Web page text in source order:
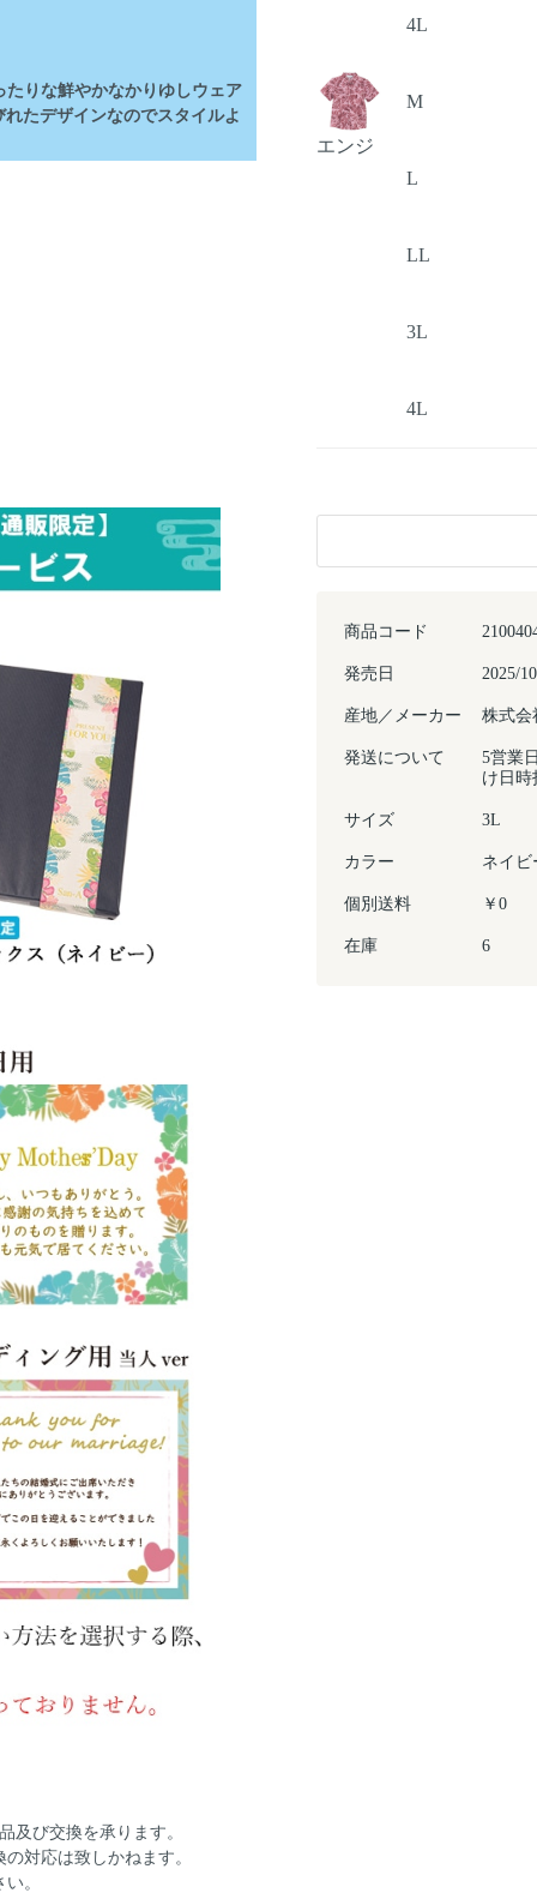
りな鮮やかなかりゆしウェア
たデザインなのでスタイルよ
及び交換を承ります。
対応は致しかねます。
。
商品コード
発売日 2025/
産地／メーカー 株式会
発送について
5営業
け日時
サイズ 3L
カラー ネイビ
個別送料 ￥0
在庫 6
4L
エンジ
M
L
LL
3L
4L